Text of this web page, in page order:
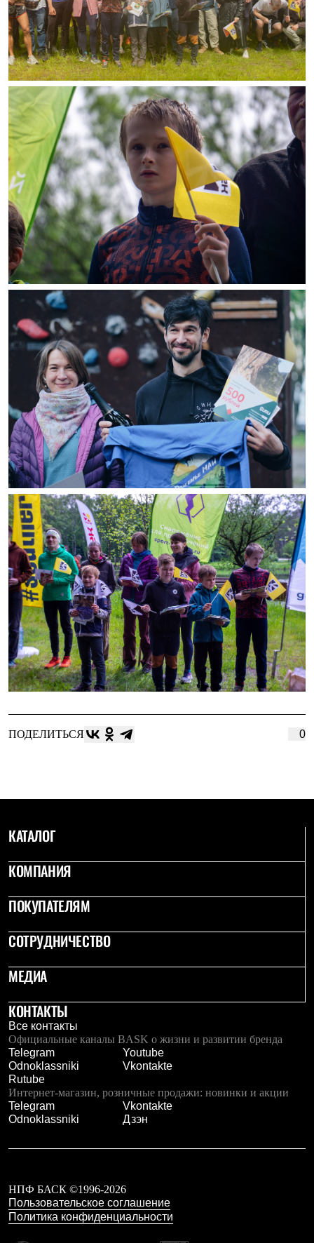
ПОДЕЛИТЬСЯ 0
КАТАЛОГ
КОМПАНИЯ
ПОКУПАТЕЛЯМ
СОТРУДНИЧЕСТВО
МЕДИА
КОНТАКТЫ
Все контакты
Официальные каналы BASK о жизни и развитии бренда
Telegram
Youtube
Odnoklassniki
Vkontakte
Rutube
Интернет-магазин, розничные продажи: новинки и акции
Telegram
Vkontakte
Odnoklassniki
Дзэн
НПФ БАСК ©1996-2026
Пользовательское соглашение
Политика конфиденциальности